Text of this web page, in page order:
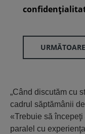
„Când discutăm cu
cadrul săptămânii
«Trebuie să
paralel cu